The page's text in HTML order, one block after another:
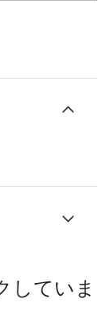
していま